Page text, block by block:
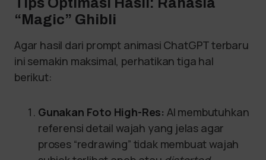
“Magic” Ghibli
Agar hasil dari prompt animasi ChatGPT terbaru
ini semakin maksimal, perhatikan tiga hal
berikut:
Gunakan Foto High-Res: AI membutuhkan
referensi detail wajah yang jelas agar
proses “redrawing” tidak membuat wajah